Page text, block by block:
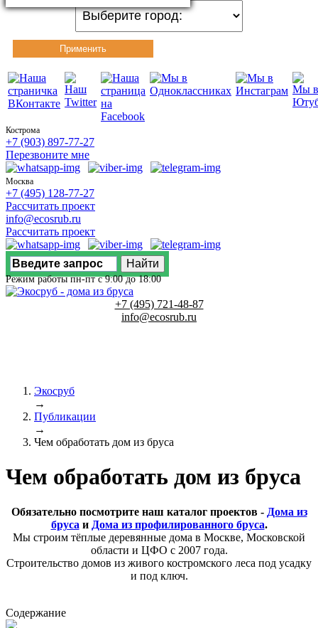
Применить
Кострома
+7 (903) 897-77-27
Перезвоните мне
Москва
+7 (495) 128-77-27
Рассчитать проект
info@ecosrub.ru
Рассчитать проект
Режим работы пн-пт с 9:00 до 18:00
+7 (495) 721-48-87
info@ecosrub.ru
Экосруб
→
Публикации
→
Чем обработать дом из бруса
Чем обработать дом из бруса
Обязательно посмотрите наш каталог проектов - Дома из
бруса и Дома из профилированного бруса.
Мы строим тёплые деревянные дома в Москве, Московской
области и ЦФО с 2007 года.
Строительство домов из живого костромского леса под усадку
и под ключ.
Содержание